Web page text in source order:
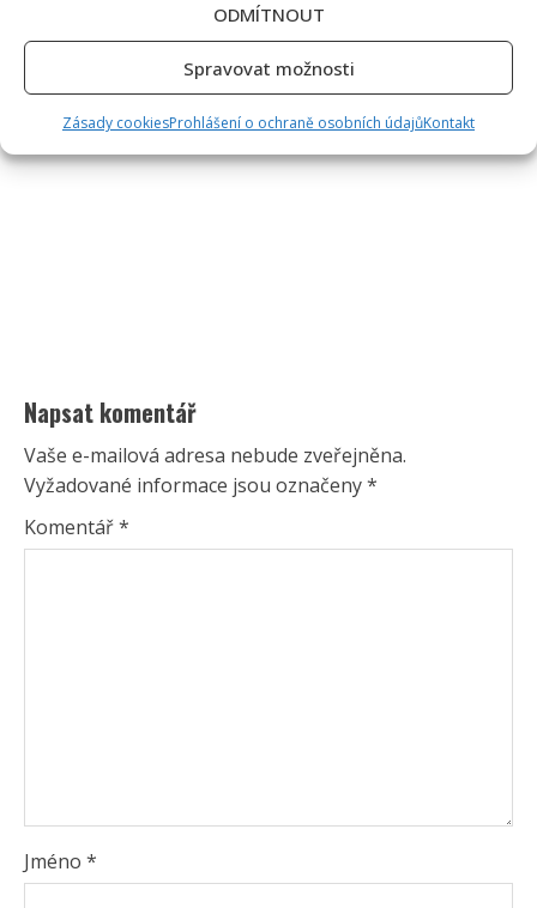
ODMÍTNOUT
Spravovat možnosti
Zásady cookiesProhlášení o ochraně osobních údajůKontakt
Napsat komentář
Vaše e-mailová adresa nebude zveřejněna.
Vyžadované informace jsou označeny*
Komentář*
Jméno *